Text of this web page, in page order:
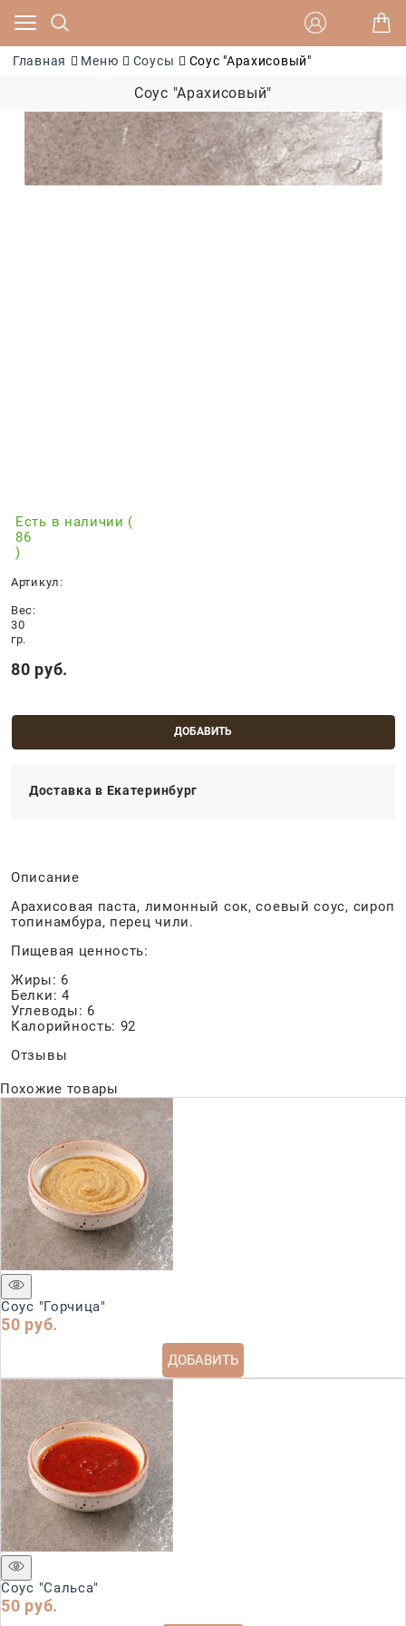
Главная Меню Соусы Соус "Арахисовый"
Соус "Арахисовый"
Есть в наличии (
86
)
Артикул:
Вес:
30
гр.
80 руб.
ДОБАВИТЬ
Доставка в Екатеринбург
Описание
Арахисовая паста, лимонный сок, соевый соус, сироп
топинамбура, перец чили.
Пищевая ценность:
Жиры: 6
Белки: 4
Углеводы: 6
Калорийность: 92
Отзывы
Похожие товары
Соус "Горчица"
50 руб.
ДОБАВИТЬ
Соус "Сальса"
50 руб.